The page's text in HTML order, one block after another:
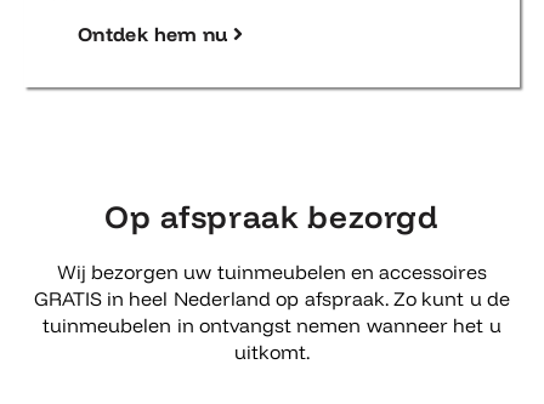
Ontdek hem nu
Op afspraak bezorgd
Wij bezorgen uw tuinmeubelen en accessoires
GRATIS in heel Nederland op afspraak. Zo kunt u de
tuinmeubelen in ontvangst nemen wanneer het u
uitkomt.